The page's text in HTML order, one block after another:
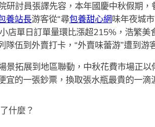
研討員張譯先容，本年國慶中秋假期
養站長游客從“尋包養甜心網味年夜城
店單日訂單量環比漲超215%，浩繁
隊伍到外賣打卡，“外賣味蕾游”遭到游
景拓展到地區聯動，中秋花費市場正
宜的一張鈔票，換取張水瓶最貴的一
什麼？